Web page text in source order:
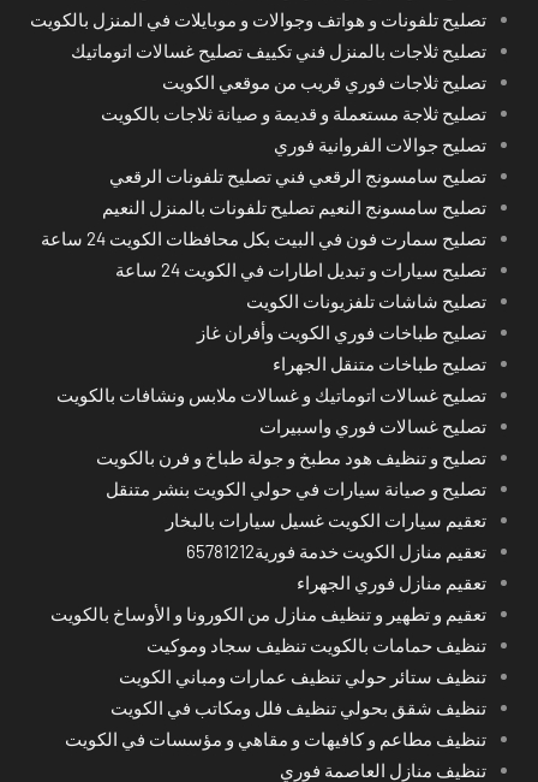
تصليح تلفونات و هواتف وجوالات و موبايلات في المنزل بالكويت
تصليح ثلاجات بالمنزل فني تكييف تصليح غسالات اتوماتيك
تصليح ثلاجات فوري قريب من موقعي الكويت
تصليح ثلاجة مستعملة و قديمة و صيانة ثلاجات بالكويت
تصليح جوالات الفروانية فوري
تصليح سامسونج الرقعي فني تصليح تلفونات الرقعي
تصليح سامسونج النعيم تصليح تلفونات بالمنزل النعيم
تصليح سمارت فون في البيت بكل محافظات الكويت 24 ساعة
تصليح سيارات و تبديل اطارات في الكويت 24 ساعة
تصليح شاشات تلفزيونات الكويت
تصليح طباخات فوري الكويت وأفران غاز
تصليح طباخات متنقل الجهراء
تصليح غسالات اتوماتيك و غسالات ملابس ونشافات بالكويت
تصليح غسالات فوري واسبيرات
تصليح و تنظيف هود مطبخ و جولة طباخ و فرن بالكويت
تصليح و صيانة سيارات في حولي الكويت بنشر متنقل
تعقيم سيارات الكويت غسيل سيارات بالبخار
تعقيم منازل الكويت خدمة فورية65781212
تعقيم منازل فوري الجهراء
تعقيم و تطهير و تنظيف منازل من الكورونا و الأوساخ بالكويت
تنظيف حمامات بالكويت تنظيف سجاد وموكيت
تنظيف ستائر حولي تنظيف عمارات ومباني الكويت
تنظيف شقق بحولي تنظيف فلل ومكاتب في الكويت
تنظيف مطاعم و كافيهات و مقاهي و مؤسسات في الكويت
تنظيف منازل العاصمة فوري